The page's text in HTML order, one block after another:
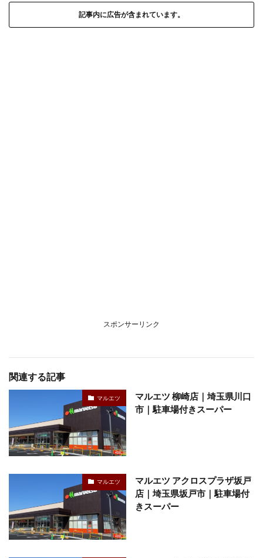
記事内に広告が含まれています。
スポンサーリンク
関連する記事
マルエツ
マルエツ 柳崎店｜埼玉県川口
市｜駐車場付きスーパー
マルエツ
マルエツ アクロスプラザ坂戸
店｜埼玉県坂戸市｜駐車場付
きスーパー